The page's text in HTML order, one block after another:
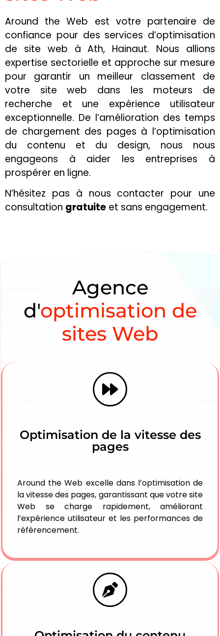
Around the Web est votre partenaire de
confiance pour des services d’optimisation
de site web à Ath, Hainaut. Nous allions
expertise sectorielle et approche sur mesure
pour garantir un meilleur classement de
votre site web dans les moteurs de
recherche et une expérience utilisateur
exceptionnelle. De l’amélioration des temps
de chargement des pages à l’optimisation
du contenu et du design, nous nous
engageons à aider les entreprises à
prospérer en ligne.
N’hésitez pas à nous contacter pour une
consultation gratuite et sans engagement.
Agence
d'optimisation de
sites Web
Optimisation de la vitesse des
pages
Around the Web excelle dans l’optimisation de
la vitesse des pages, garantissant que votre site
Web se charge rapidement, améliorant
l’expérience utilisateur et les performances de
référencement.